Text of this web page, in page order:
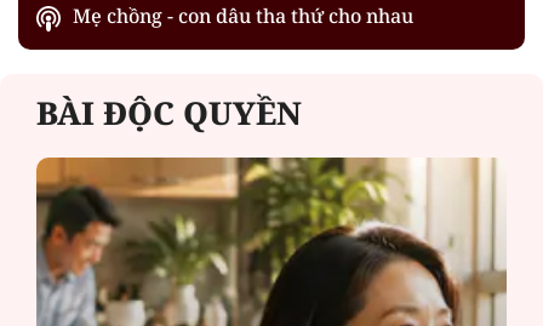
Mẹ chồng - con dâu tha thứ cho nhau
BÀI ĐỘC QUYỀN